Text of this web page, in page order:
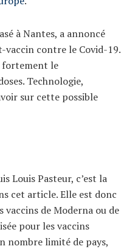
à Nantes, a annoncé
vaccin contre le Covid-19.
fortement le
Technologie,
sur cette possible
Louis Pasteur, c’est la
cet article. Elle est donc
vaccins de Moderna ou de
pour les vaccins
nombre limité de pays,